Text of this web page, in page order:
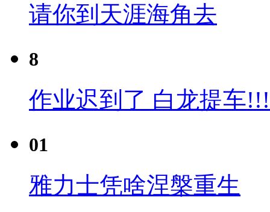
请你到天涯海角去
8
作业迟到了 白龙提车
01
雅力士凭啥涅槃重生